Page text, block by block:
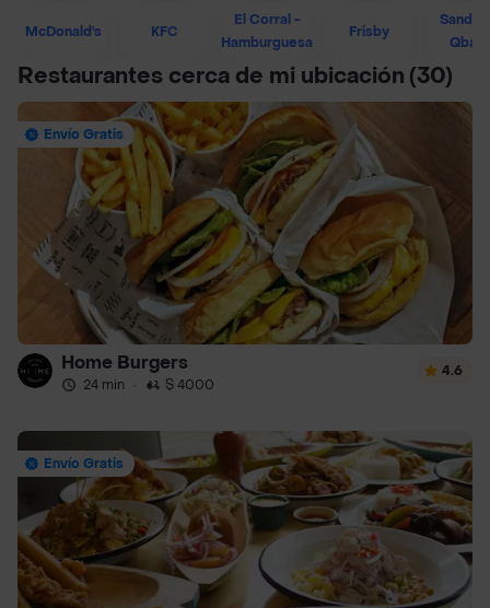
McDonald's KFC
El Corral -
Hamburguesa
Frisby
Restaurantes cerca de mi ubicación (30)
Envío Gratis
Home Burgers
24 min · $ 4000
4.6
Envío Gratis